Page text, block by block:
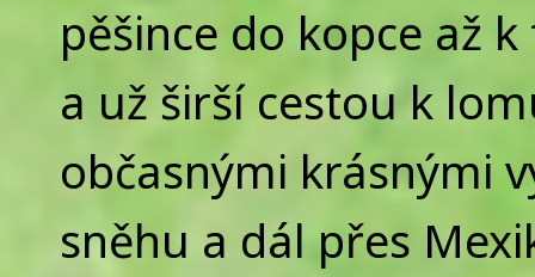
pěšince do kopce až
a už širší cestou k
občasnými krásnými
sněhu a dál přes